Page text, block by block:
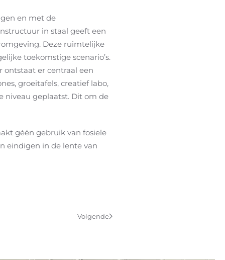
en met de
in staal geeft een
Deze ruimtelijke
toekomstige scenario’s.
ontstaat er centraal een
groeitafels, creatief labo,
niveau geplaatst. Dit om de
géén gebruik van fosiele
eindigen in de lente van
Volgende